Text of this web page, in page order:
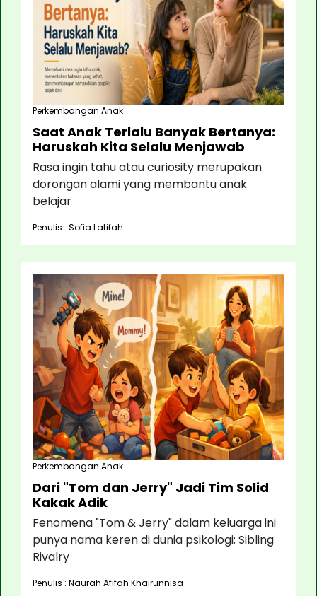
Perkembangan Anak
Saat Anak Terlalu Banyak Bertanya:
Haruskah Kita Selalu Menjawab
Rasa ingin tahu atau curiosity merupakan
dorongan alami yang membantu anak
belajar
Penulis : Sofia Latifah
Perkembangan Anak
Dari "Tom dan Jerry" Jadi Tim Solid
Kakak Adik
Fenomena "Tom & Jerry" dalam keluarga ini
punya nama keren di dunia psikologi: Sibling
Rivalry
Penulis : Naurah Afifah Khairunnisa